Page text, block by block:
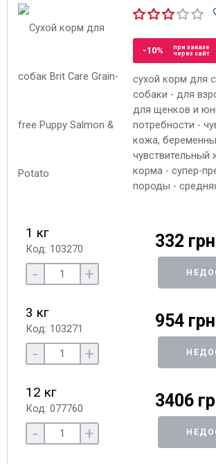
-10%
при заказе
через сайт
сухой корм для
собаки - для
для щенков и
потребности -
кожа,
корма - супер-
породы -
1 кг
Код: 103270 332 грн
- +
3 кг
Код: 103271 954 грн
- +
12 кг
Код: 077760 3406
- +